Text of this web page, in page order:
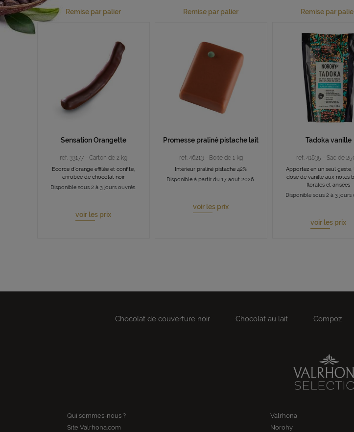
Remise par palier
Sensation Orangette
ref. 33177 - Carton de 2 kg
Ecorce d'orange effilée et confite,
enrobée de chocolat noir
Disponible sous 2 à 3 jours ouvrés.
voir les prix
Remise par palier
Promesse praliné pistache lait
ref. 46213 - Boite de 1 kg
Intérieur praliné pistache 42%
Disponible à partir du 17 aout 2026.
voir les prix
Remise par
Tadoka vanille
ref. 41835 - Sac de
Apportez en un seul geste,
dose de vanille aux notes
florales et anisées
Disponible sous 2 à 3 jours
voir les prix
Chocolat de couverture noir Chocolat au lait Compoz
Qui sommes-nous ?
Site Valrhona.com
Valrhona
Norohy